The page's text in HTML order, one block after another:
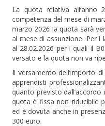
La quota relativa
competenza del mese di
marzo 2026 la quota sarà
al mese di assunzione. Per i
al 28.02.2026 per i quali il
versato e la quota non va
Il versamento dell’importo
apprendisti
quanto previsto dall’accordo
quota è fissa non riducibile
ed è dovuta anche in
300 euro.